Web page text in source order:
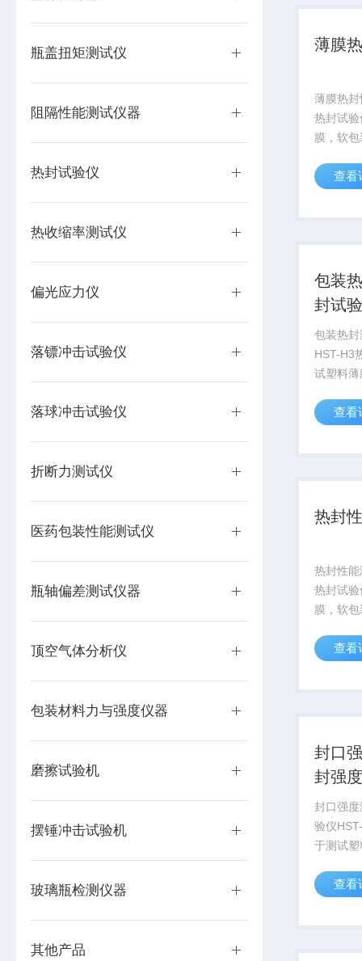
瓶盖扭矩测试仪
阻隔性能测试仪器
热封试验仪
热收缩率测试仪
偏光应力仪
落镖冲击试验仪
落球冲击试验仪
折断力测试仪
医药包装性能测试仪
瓶轴偏差测试仪器
顶空气体分析仪
包装材料力与强度仪器
磨擦试验机
摆锤冲击试验机
玻璃瓶检测仪器
其他产品
薄膜
薄膜热
热封试
膜，软
等参数
业、日
查看
包装
封试
包装热
HST-H3
试塑料
热封压
业、药
查看
热封
热封性
热封试
膜，软
等参数
业、日
查看
封口
封强
封口强
验仪
于测试
间及热
企业、
查看